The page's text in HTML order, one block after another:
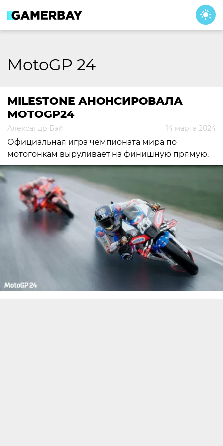
content
MotoGP 24
MILESTONE АНОНСИРОВАЛА
MOTOGP24
Александр Бэй 14 марта 2024
Официальная игра чемпионата мира по
мотогонкам выруливает на финишную прямую.